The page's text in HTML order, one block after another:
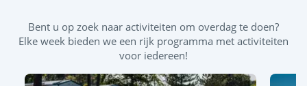
Bent u op zoek naar activiteiten om overdag te doen?
Elke week bieden we een rijk programma met activiteiten
voor iedereen!